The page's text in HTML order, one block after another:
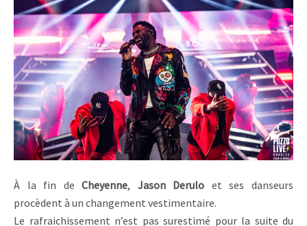
À la fin deCheyenne, Jason Derulo et ses danseurs
procèdent à un changement vestimentaire.
Le rafraichissement n’est pas surestimé pour la suite du